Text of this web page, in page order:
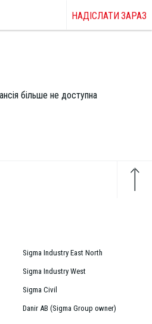
НАДІСЛАТИ ЗАРАЗ
більше не доступна
Sigma Industry East North
Sigma Industry West
Sigma Civil
Danir AB (Sigma Group owner)